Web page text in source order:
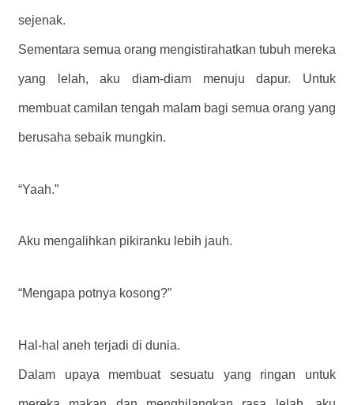
sejenak.
Sementara semua orang mengistirahatkan tubuh mereka
yang lelah, aku diam-diam menuju dapur. Untuk
membuat camilan tengah malam bagi semua orang yang
berusaha sebaik mungkin.
“Yaah.”
Aku mengalihkan pikiranku lebih jauh.
“Mengapa potnya kosong?”
Hal-hal aneh terjadi di dunia.
Dalam upaya membuat sesuatu yang ringan untuk